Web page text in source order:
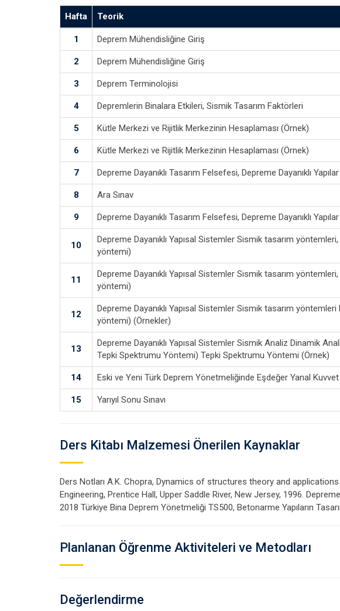
Hafta Teorik
1 Deprem Mühendisliğine Giriş
2 Deprem Mühendisliğine Giriş
3 Deprem Terminolojisi
4 Depremlerin Binalara Etkileri, Sismik Tasarım Faktörleri
5 Kütle Merkezi ve Rijitlik Merkezinin Hesaplaması (Örnek)
6 Kütle Merkezi ve Rijitlik Merkezinin Hesaplaması (Örnek)
7 Depreme Dayanıklı Tasarım Felsefesi, Depreme Dayanıklı Yapılar
8 Ara Sınav
9 Depreme Dayanıklı Tasarım Felsefesi, Depreme Dayanıklı Yapılar
10
Depreme Dayanıklı Yapısal Sistemler Sismik tasarım
yöntemi)
11
Depreme Dayanıklı Yapısal Sistemler Sismik tasarım
yöntemi)
12
Depreme Dayanıklı Yapısal Sistemler Sismik tasarım
yöntemi) (Örnekler)
13
Depreme Dayanıklı Yapısal Sistemler Sismik Analiz Dinamik
Tepki Spektrumu Yöntemi) Tepki Spektrumu Yöntemi (Örnek)
14 Eski ve Yeni Türk Deprem Yönetmeliğinde Eşdeğer Yanal
15 Yarıyıl Sonu Sınavı
Ders Kitabı Malzemesi Önerilen Kaynaklar
Ders Notları A.K. Chopra, Dynamics of structures theory and
Engineering, Prentice Hall, Upper Saddle River, New Jersey, 1996.
2018 Türkiye Bina Deprem Yönetmeliği TS500, Betonarme Yapıların
Planlanan Öğrenme Aktiviteleri ve Metodları
Değerlendirme